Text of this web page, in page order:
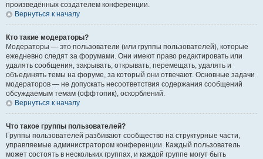
произведённых создателем конференции.
Вернуться к началу
Кто такие модераторы?
Модераторы — это пользователи (или группы пользователей), которые
ежедневно следят за форумами. Они имеют право редактировать или
удалять сообщения, закрывать, открывать, перемещать, удалять и
объединять темы на форуме, за который они отвечают. Основные задачи
модераторов — не допускать несоответствия содержания сообщений
обсуждаемым темам (оффтопик), оскорблений.
Вернуться к началу
Что такое группы пользователей?
Группы пользователей разбивают сообщество на структурные части,
управляемые администратором конференции. Каждый пользователь
может состоять в нескольких группах, и каждой группе могут быть